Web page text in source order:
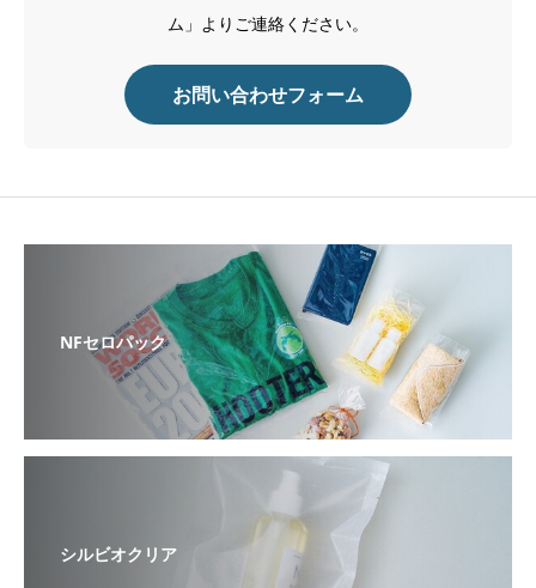
ム」よりご連絡ください。
お問い合わせフォーム
NFセロパック
シルビオクリア